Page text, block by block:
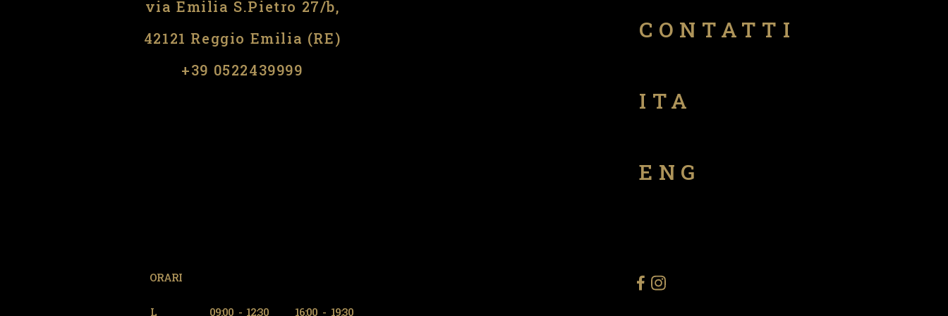
via Emilia S.Pietro 27/b,
42121 Reggio Emilia (RE)
​​+39 0522439999
CONTATTI
ITA
ENG
ORARI
L 09:00 - 12:30 16:00 - 19:30